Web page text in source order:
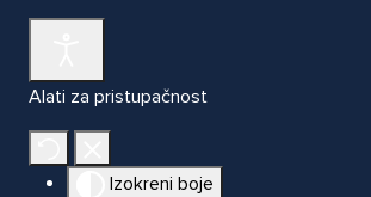
Alati za pristupačnost
Izokreni boje